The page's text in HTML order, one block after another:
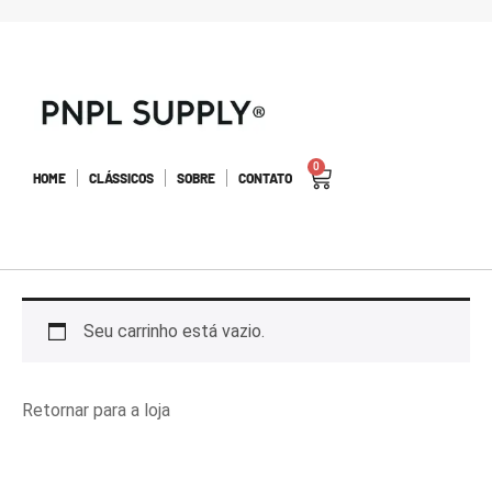
HOME CLÁSSICOS SOBRE CONTATO
0
Seu carrinho está vazio.
Retornar para a loja